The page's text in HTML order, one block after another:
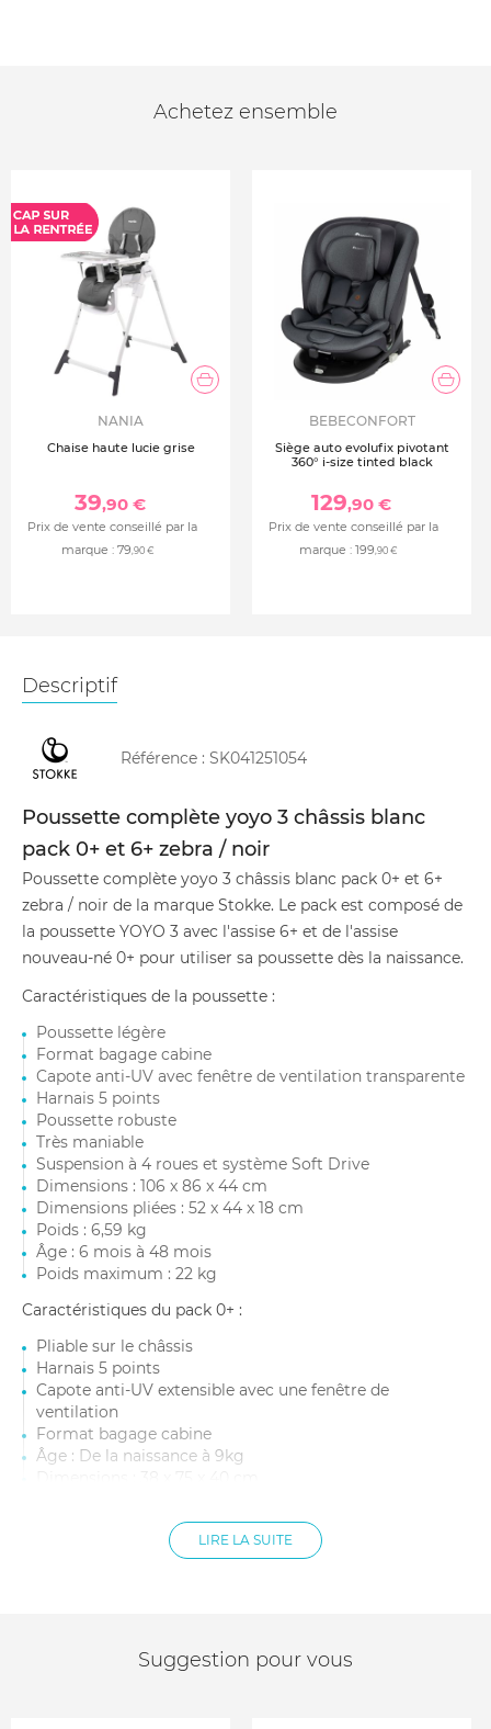
Achetez ensemble
NANIA
Chaise haute lucie grise
39,90 €
Prix de vente conseillé par la
marque : 79,90 €
BEBECONFORT
Siège auto evolufix pivotant
360° i-size tinted black
129,90 €
Prix de vente conseillé par la
marque : 199,90 €
Descriptif
Référence : SK041251054
Poussette complète yoyo 3 châssis blanc
pack 0+ et 6+ zebra / noir
Poussette complète yoyo 3 châssis blanc pack 0+ et 6+
zebra / noir de la marque Stokke. Le pack est composé de
la poussette YOYO 3 avec l'assise 6+ et de l'assise
nouveau-né 0+ pour utiliser sa poussette dès la naissance.
Caractéristiques de la poussette :
Poussette légère
Format bagage cabine
Capote anti-UV avec fenêtre de ventilation transparente
Harnais 5 points
Poussette robuste
Très maniable
Suspension à 4 roues et système Soft Drive
Dimensions : 106 x 86 x 44 cm
Dimensions pliées : 52 x 44 x 18 cm
Poids : 6,59 kg
Âge : 6 mois à 48 mois
Poids maximum : 22 kg
Caractéristiques du pack 0+ :
Pliable sur le châssis
Harnais 5 points
Capote anti-UV extensible avec une fenêtre de
ventilation
Format bagage cabine
Âge : De la naissance à 9kg
LIRE LA SUITE
Suggestion pour vous